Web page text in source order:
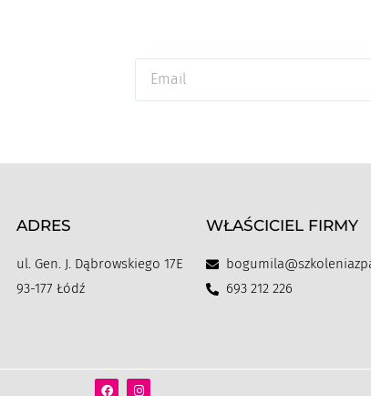
ADRES
ul. Gen. J. Dąbrowskiego 17E
93-177 Łódź
WŁAŚCICIEL FIRMY
693 212 226